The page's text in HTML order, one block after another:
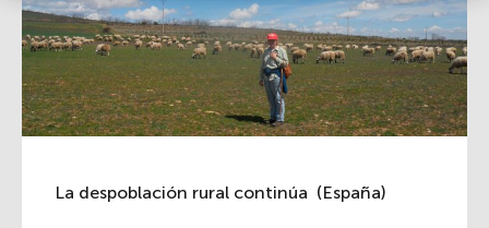
La despoblación rural continúa (España)